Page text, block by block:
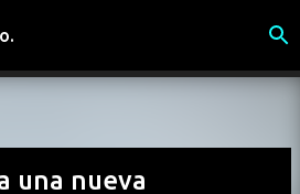
principal
una nueva